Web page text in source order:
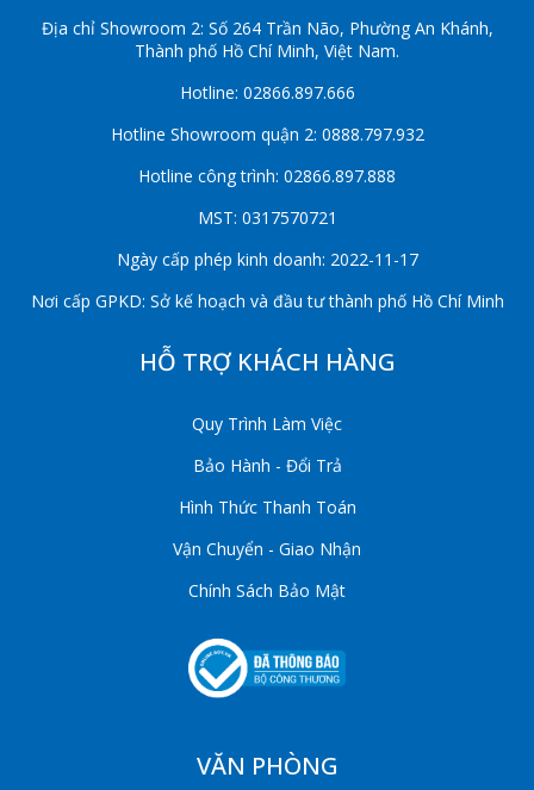
Địa chỉ Showroom 2: Số 264 Trần Não, Phường An Khánh,
Thành phố Hồ Chí Minh, Việt Nam.
Hotline: 02866.897.666
Hotline Showroom quận 2: 0888.797.932
Hotline công trình: 02866.897.888
MST: 0317570721
Ngày cấp phép kinh doanh: 2022-11-17
Nơi cấp GPKD: Sở kế hoạch và đầu tư thành phố Hồ Chí Minh
HỖ TRỢ KHÁCH HÀNG
Quy Trình Làm Việc
Bảo Hành - Đổi Trả
Hình Thức Thanh Toán
Vận Chuyển - Giao Nhận
Chính Sách Bảo Mật
VĂN PHÒNG